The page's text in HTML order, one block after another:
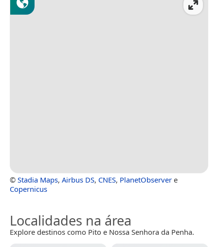
© Stadia Maps, Airbus DS, CNES, PlanetObserver e
Copernicus
Localidades na área
Explore destinos como Pito e Nossa Senhora da Penha.